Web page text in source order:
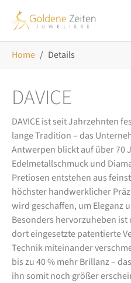
Home Details
DAVICE
DAVICE ist seit Jahrzehnten
lange Tradition – das
Antwerpen blickt auf über 70
Edelmetallschmuck und
Pretiosen entstehen aus
höchster handwerklicher
wird geschaffen, um Eleganz
Besonders hervorzuheben ist
dort eingesetzte patentierte
Technik miteinander
bis zu 40 % mehr Brillanz –
ihn somit noch größer